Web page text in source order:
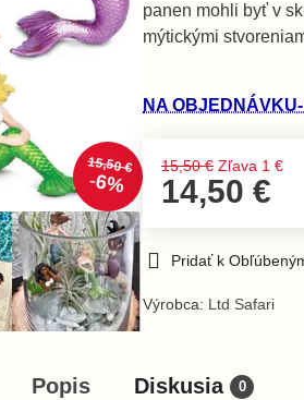
15,50 €
6%
panen mohli byť v
mýtickými
NA
15,50 € Zľava 1 €
14,50 €
Pridať k
Výrobca: Ltd Safari
Popis Diskusia 0